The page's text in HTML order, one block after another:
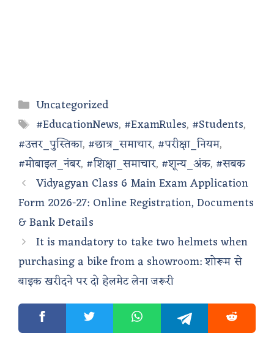
Categories
Uncategorized
Tags
#EducationNews, #ExamRules, #Students,
#उत्तर_पुस्तिका, #छात्र_समाचार, #परीक्षा_नियम,
#मोबाइल_नंबर, #शिक्षा_समाचार, #शून्य_अंक, #सबक
Vidyagyan Class 6 Main Exam Application
Form 2026-27: Online Registration, Documents
& Bank Details
It is mandatory to take two helmets when
purchasing a bike from a showroom: शोरूम से
बाइक खरीदने पर दो हेलमेट लेना जरूरी